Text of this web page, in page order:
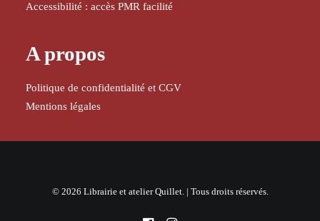
Accessibilité : accès PMR facilité
A propos
Politique de confidentialité et CGV
Mentions légales
© 2026 Librairie et atelier Quillet. | Tous droits réservés.